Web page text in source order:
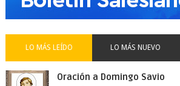
LO MÁS LEÍDO LO MÁS NUEVO
Oración a Domingo Savio